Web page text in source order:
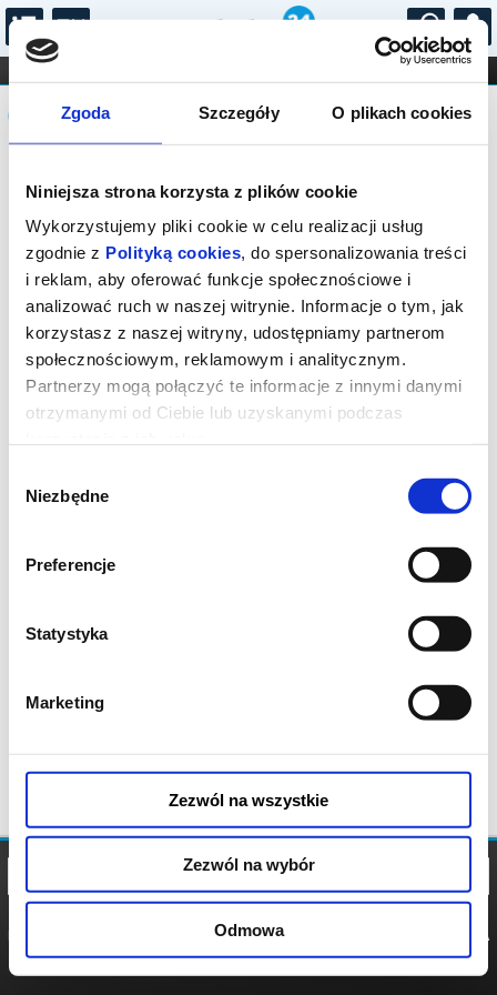
Zgoda Szczegóły O plikach cookies
Niniejsza strona korzysta z plików cookie
Wykorzystujemy pliki cookie w celu realizacji usług
zgodnie z Polityką cookies, do spersonalizowania treści
i reklam, aby oferować funkcje społecznościowe i
analizować ruch w naszej witrynie. Informacje o tym, jak
korzystasz z naszej witryny, udostępniamy partnerom
społecznościowym, reklamowym i analitycznym.
Partnerzy mogą połączyć te informacje z innymi danymi
otrzymanymi od Ciebie lub uzyskanymi podczas
zgody
Niezbędne
Preferencje
Statystyka
Marketing
Zezwól na wszystkie
Zezwól na wybór
Odmowa
...
FILHARMONIA OPERA I BALET
STAND-UP
DLA DZIECI
Komunikat
Sprzedaż biletów on-line na wydarzenie
została zakończona.
POLITYKA
POLITYKA